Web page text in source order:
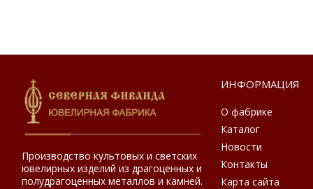
Производство культовых и светских
ювелирных изделий из драгоценных и
полудрагоценных металлов и камней.
ИНФОРМАЦИЯ
О фабрике
Каталог
Новости
Контакты
Карта сайта